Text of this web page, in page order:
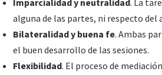
Imparcialidad y neutralidad. La
alguna de las partes, ni respecto
Bilateralidad y buena fe. Ambas
el buen desarrollo de las sesiones.
Flexibilidad. El proceso de